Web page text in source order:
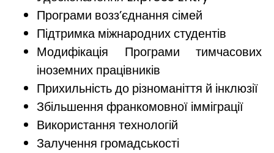
Програми возз’єднання сімей
Підтримка міжнародних студентів
Модифікація Програми тимчасових
іноземних працівників
Прихильність до різноманіття й інклюзії
Збільшення франкомовної імміграції
Використання технологій
Залучення громадськості